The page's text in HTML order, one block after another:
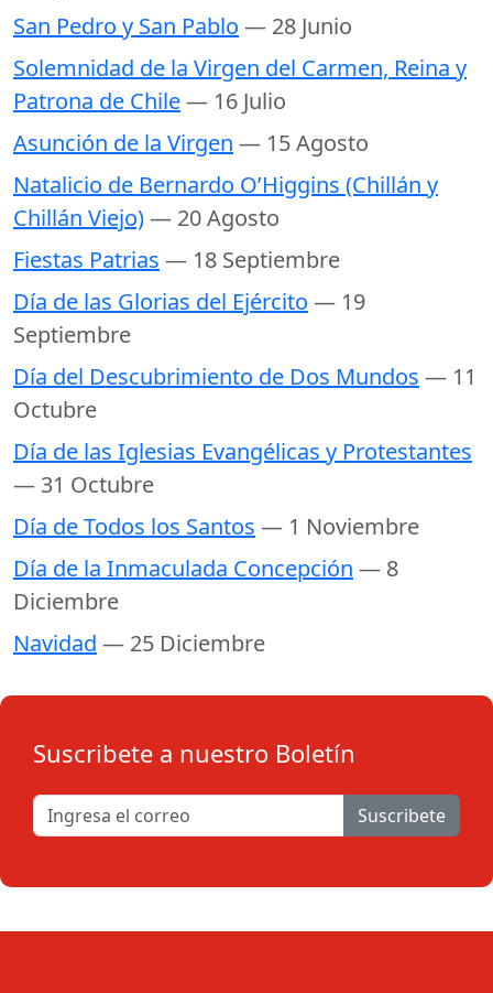
San Pedro y San Pablo — 28 Junio
Solemnidad de la Virgen del Carmen, Reina y
Patrona de Chile— 16 Julio
Asunción de la Virgen — 15 Agosto
Natalicio de Bernardo O’Higgins (Chillán y
Chillán Viejo)— 20 Agosto
Fiestas Patrias — 18 Septiembre
Día de las Glorias del Ejército — 19
Septiembre
Día del Descubrimiento de Dos Mundos — 11
Octubre
Día de las Iglesias Evangélicas y Protestantes
— 31 Octubre
Día de Todos los Santos — 1 Noviembre
Día de la Inmaculada Concepción — 8
Diciembre
Navidad — 25 Diciembre
Suscribete a nuestro Boletín
Suscribete